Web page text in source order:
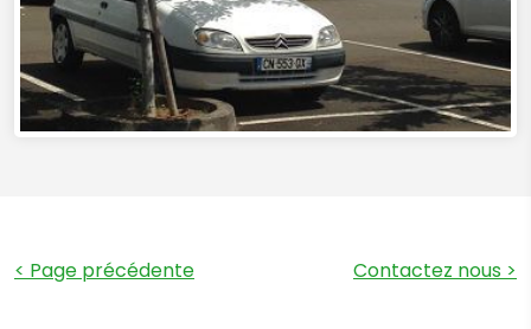
< Page précédente Contactez nous >